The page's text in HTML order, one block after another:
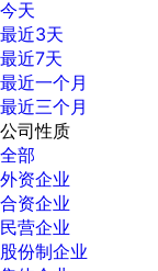
今天
最近3天
最近7天
最近一个月
最近三个月
公司性质
全部
外资企业
合资企业
民营企业
股份制企业